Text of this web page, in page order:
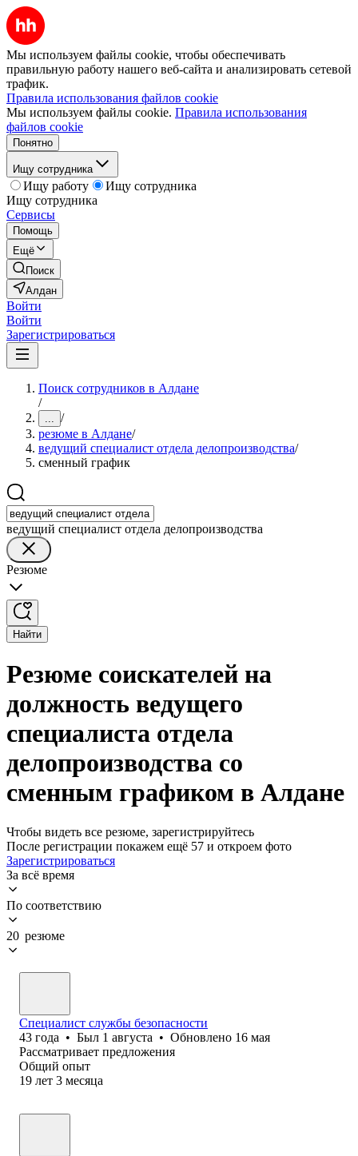
Мы используем файлы cookie, чтобы обеспечивать
правильную работу нашего веб-сайта и анализировать сетевой
трафик.
Правила использования файлов cookie
Мы используем файлы cookie. Правила использования
файлов cookie
Понятно
Ищу сотрудника
Ищу работу
Ищу сотрудника
Ищу сотрудника
Сервисы
Помощь
Ещё
Поиск
Алдан
Войти
Войти
Зарегистрироваться
Поиск сотрудников в Алдане
/
... /
резюме в Алдане/
ведущий специалист отдела делопроизводства/
сменный график
ведущий специалист отдела делопроизводства
Резюме
Найти
Резюме соискателей на
должность ведущего
специалиста отдела
делопроизводства со
сменным графиком в Алдане
Чтобы видеть все резюме, зарегистрируйтесь
После регистрации покажем ещё 57 и откроем фото
Зарегистрироваться
За всё время
По соответствию
20 резюме
Специалист службы безопасности
43 года • Был 1 августа • Обновлено 16 мая
Рассматривает предложения
Общий опыт
19 лет 3 месяца